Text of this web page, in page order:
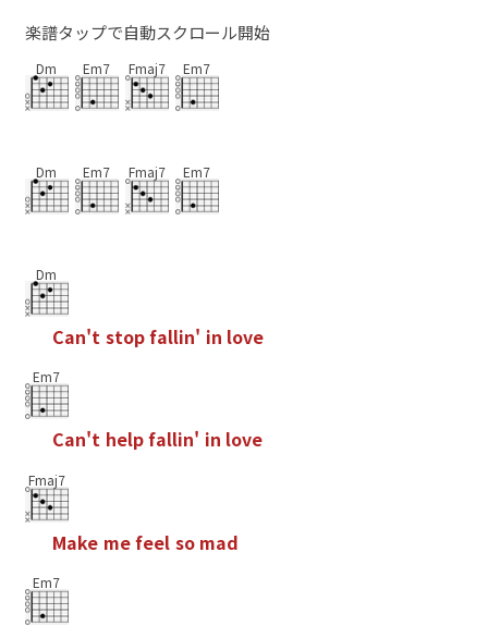
楽譜タップで自動スクロール開始
Dm Em7 Fmaj7 Em7
Dm Em7 Fmaj7 Em7
Dm
Can't stopfallin' in love
Em7
Can't helpfallin' in love
Fmaj7
Make mefeel so mad
Em7